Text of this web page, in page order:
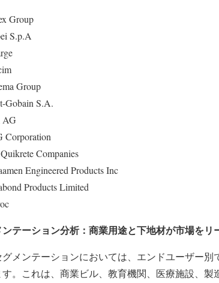
Group
S.p.A
Group
Gobain S.A.
AG
Corporation
Companies
Engineered Products Inc
Products Limited
テーション分析：商業用途と下地材が市場をリ
メンテーションにおいては、エンドユーザー
す。これは、商業ビル、教育機関、医療施設、